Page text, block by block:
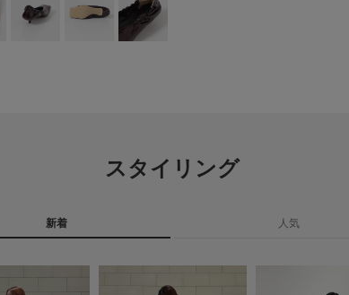
スタイリング
新着 人気